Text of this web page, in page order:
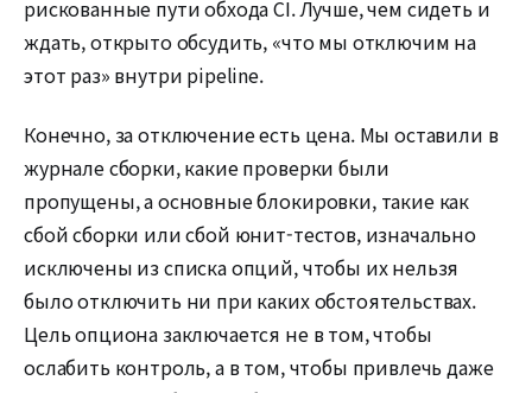
рискованные пути обхода CI. Лучше, чем сидеть и
ждать, открыто обсудить, «что мы отключим на
этот раз» внутри pipeline.
Конечно, за отключение есть цена. Мы оставили в
журнале сборки, какие проверки были
пропущены, а основные блокировки, такие как
сбой сборки или сбой юнит-тестов, изначально
исключены из списка опций, чтобы их нельзя
было отключить ни при каких обстоятельствах.
Цель опциона заключается не в том, чтобы
ослабить контроль, а в том, чтобы привлечь даже